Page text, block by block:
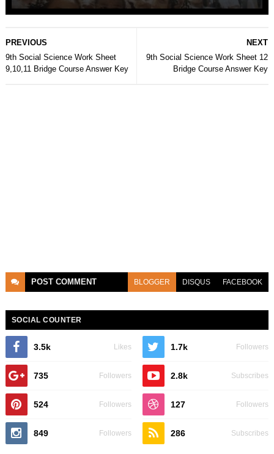
NEXT
9th Social Science Work Sheet 12
Bridge Course Answer Key
PREVIOUS
9th Social Science Work Sheet
9,10,11 Bridge Course Answer Key
POST COMMENT BLOGGER DISQUS FACEBOOK
SOCIAL COUNTER
3.5k Likes 1.7k Followers
735 Followers 2.8k Subscribes
524 Followers 127 Followers
849 Followers 286 Subscribes